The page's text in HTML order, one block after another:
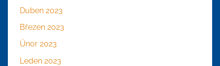
Duben 2023
Březen 2023
Únor 2023
Leden 2023